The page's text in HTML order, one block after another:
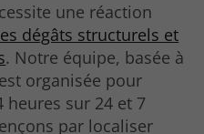
une réaction
dégâts structurels et
. Notre équipe, basée à
organisée pour
heures sur 24 et 7
par localiser